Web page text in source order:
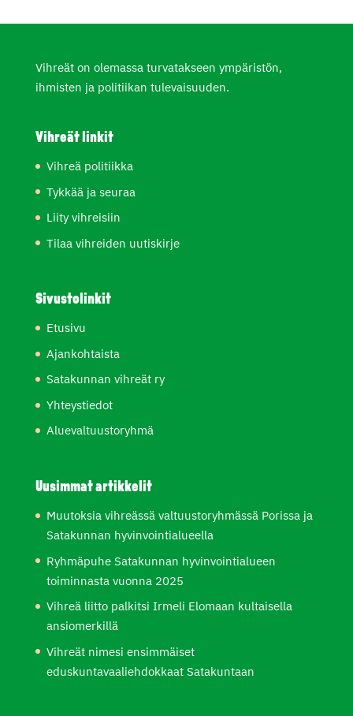
Vihreät on olemassa turvatakseen ympäristön,
ihmisten ja politiikan tulevaisuuden.
Vihreät linkit
Vihreä politiikka
Tykkää ja seuraa
Liity vihreisiin
Tilaa vihreiden uutiskirje
Sivustolinkit
Etusivu
Ajankohtaista
Satakunnan vihreät ry
Yhteystiedot
Aluevaltuustoryhmä
Uusimmat artikkelit
Muutoksia vihreässä valtuustoryhmässä Porissa ja
Satakunnan hyvinvointialueella
Ryhmäpuhe Satakunnan hyvinvointialueen
toiminnasta vuonna 2025
Vihreä liitto palkitsi Irmeli Elomaan kultaisella
ansiomerkillä
Vihreät nimesi ensimmäiset
eduskuntavaaliehdokkaat Satakuntaan